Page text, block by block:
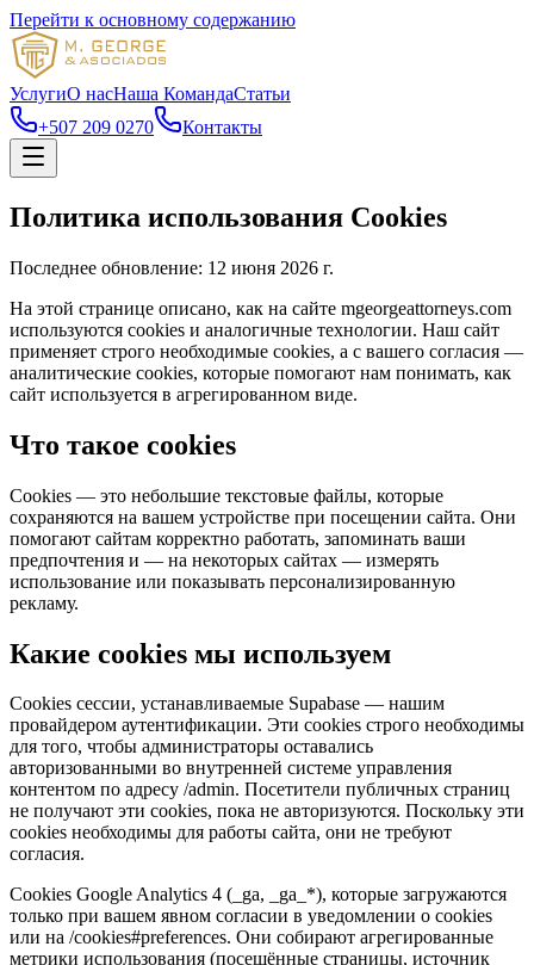
Перейти к основному содержанию
УслугиО насНаша КомандаСтатьи
+507 209 0270
Контакты
Политика использования Cookies
Последнее обновление: 12 июня 2026 г.
На этой странице описано, как на сайте mgeorgeattorneys.com
используются cookies и аналогичные технологии. Наш сайт
применяет строго необходимые cookies, а с вашего согласия —
аналитические cookies, которые помогают нам понимать, как
сайт используется в агрегированном виде.
Что такое cookies
Cookies — это небольшие текстовые файлы, которые
сохраняются на вашем устройстве при посещении сайта. Они
помогают сайтам корректно работать, запоминать ваши
предпочтения и — на некоторых сайтах — измерять
использование или показывать персонализированную
рекламу.
Какие cookies мы используем
Cookies сессии, устанавливаемые Supabase — нашим
провайдером аутентификации. Эти cookies строго необходимы
для того, чтобы администраторы оставались
авторизованными во внутренней системе управления
контентом по адресу /admin. Посетители публичных страниц
не получают эти cookies, пока не авторизуются. Поскольку эти
cookies необходимы для работы сайта, они не требуют
согласия.
Cookies Google Analytics 4 (_ga, _ga_*), которые загружаются
только при вашем явном согласии в уведомлении о cookies
или на /cookies#preferences. Они собирают агрегированные
метрики использования (посещённые страницы, источник